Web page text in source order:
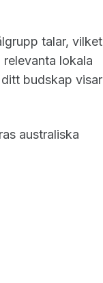
talar, vilket
lokala
budskap visar
australiska